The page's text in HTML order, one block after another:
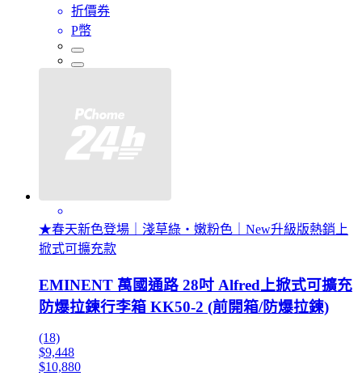
折價券
P幣
★春天新色登場｜淺草綠・嫩粉色｜New升級版熱銷上
掀式可擴充款
EMINENT 萬國通路 28吋 Alfred上掀式可擴充
防爆拉鍊行李箱 KK50-2 (前開箱/防爆拉鍊)
(18)
$9,448
$10,880